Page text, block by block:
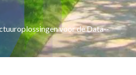
voor de Data‑-